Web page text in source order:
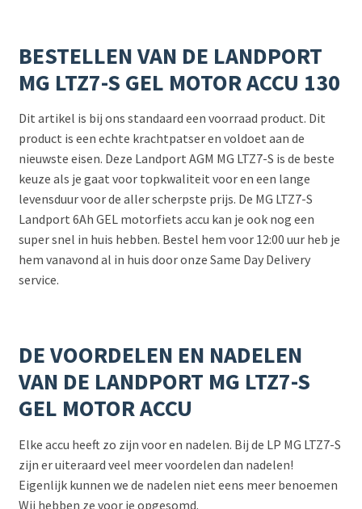
BESTELLEN VAN DE LANDPORT
MG LTZ7-S GEL MOTOR ACCU 130
Dit artikel is bij ons standaard een voorraad product. Dit
product is een echte krachtpatser en voldoet aan de
nieuwste eisen. Deze Landport AGM MG LTZ7-S is de beste
keuze als je gaat voor topkwaliteit voor en een lange
levensduur voor de aller scherpste prijs. De MG LTZ7-S
Landport 6Ah GEL motorfiets accu kan je ook nog een
super snel in huis hebben. Bestel hem voor 12:00 uur heb je
hem vanavond al in huis door onze Same Day Delivery
service.
DE VOORDELEN EN NADELEN
VAN DE LANDPORT MG LTZ7-S
GEL MOTOR ACCU
Elke accu heeft zo zijn voor en nadelen. Bij de LP MG LTZ7-S
zijn er uiteraard veel meer voordelen dan nadelen!
Eigenlijk kunnen we de nadelen niet eens meer benoemen
Wij hebben ze voor je opgesomd.